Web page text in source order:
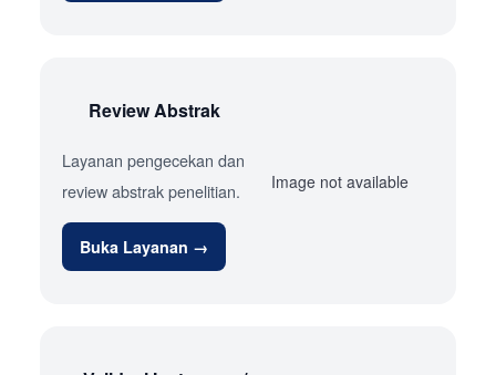
Review Abstrak
Layanan pengecekan dan
review abstrak penelitian.
Buka Layanan →
Image not available